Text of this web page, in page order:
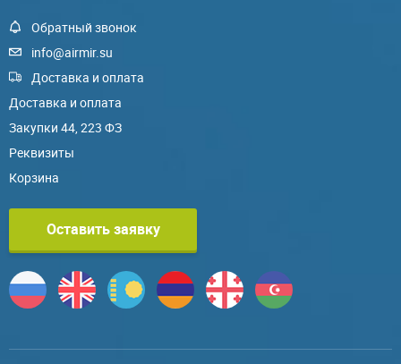
Обратный звонок
info@airmir.su
Доставка и оплата
Доставка и оплата
Закупки 44, 223 ФЗ
Реквизиты
Корзина
Оставить заявку